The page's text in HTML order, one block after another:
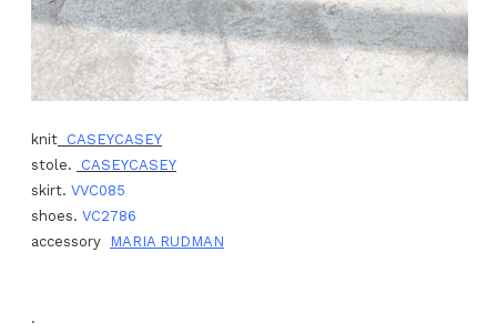
knit
CASEYCASEY
stole.
CASEYCASEY
skirt. VVC085
shoes. VC2786
accessory
MARIA RUDMAN
.